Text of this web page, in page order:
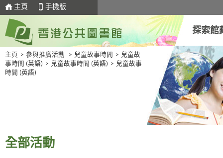
主頁 手機版
探索館
主頁 > 參與推廣活動 > 兒童故事時間 > 兒童故
事時間 (英語) > 兒童故事時間 (英語) > 兒童故事
時間 (英語)
全部活動